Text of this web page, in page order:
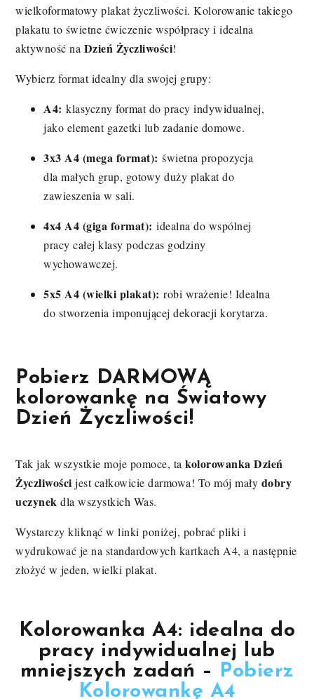
wielkoformatowy plakat życzliwości. Kolorowanie takiego
plakatu to świetne ćwiczenie współpracy i idealna
aktywność na Dzień Życzliwości!
Wybierz format idealny dla swojej grupy:
A4: klasyczny format do pracy indywidualnej,
jako element gazetki lub zadanie domowe.
3x3 A4 (mega format): świetna propozycja
dla małych grup, gotowy duży plakat do
zawieszenia w sali.
4x4 A4 (giga format): idealna do wspólnej
pracy całej klasy podczas godziny
wychowawczej.
5x5 A4 (wielki plakat): robi wrażenie! Idealna
do stworzenia imponującej dekoracji korytarza.
Pobierz DARMOWĄ
kolorowankę na Światowy
Dzień Życzliwości!
Tak jak wszystkie moje pomoce, takolorowanka Dzień
Życzliwości jest całkowicie darmowa! To mój mały dobry
uczynek dla wszystkich Was.
Wystarczy kliknąć w linki poniżej, pobrać pliki i
wydrukować je na standardowych kartkach A4, a następnie
złożyć w jeden, wielki plakat.
Kolorowanka A4: idealna do
pracy indywidualnej lub
mniejszych zadań – Pobierz
Kolorowankę A4